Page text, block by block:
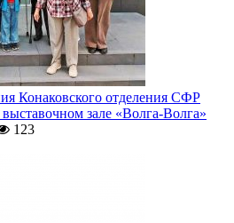
Конаковского отделения СФР
зале «Волга-Волга»
123